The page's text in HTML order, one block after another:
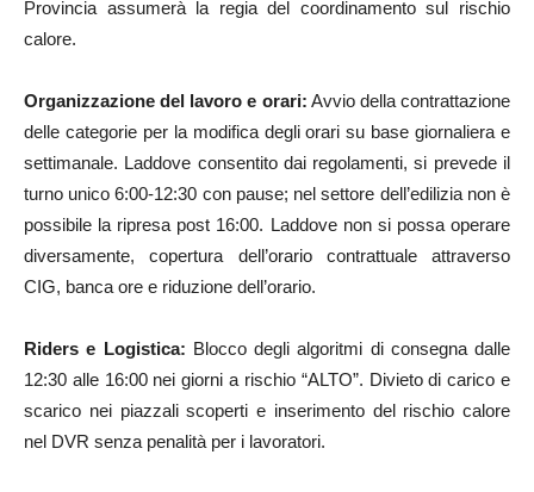
Provincia assumerà la regia del coordinamento sul rischio
calore.
Organizzazione del lavoro e orari: Avvio della contrattazione
delle categorie per la modifica degli orari su base giornaliera e
settimanale. Laddove consentito dai regolamenti, si prevede il
turno unico 6:00-12:30 con pause; nel settore dell’edilizia non è
possibile la ripresa post 16:00. Laddove non si possa operare
diversamente, copertura dell’orario contrattuale attraverso
CIG, banca ore e riduzione dell’orario.
Riders e Logistica: Blocco degli algoritmi di consegna dalle
12:30 alle 16:00 nei giorni a rischio “ALTO”. Divieto di carico e
scarico nei piazzali scoperti e inserimento del rischio calore
nel DVR senza penalità per i lavoratori.